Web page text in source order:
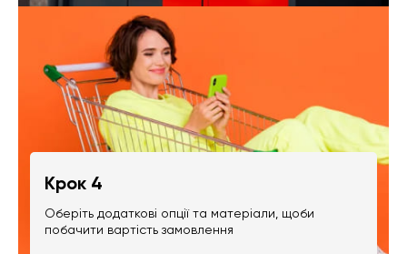
Крок 4
Оберіть додаткові опції та матеріали, щоби
побачити вартість замовлення